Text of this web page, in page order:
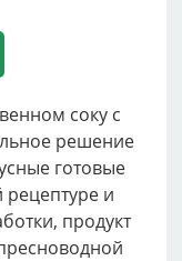
соку с
решение
готовые
и
продукт